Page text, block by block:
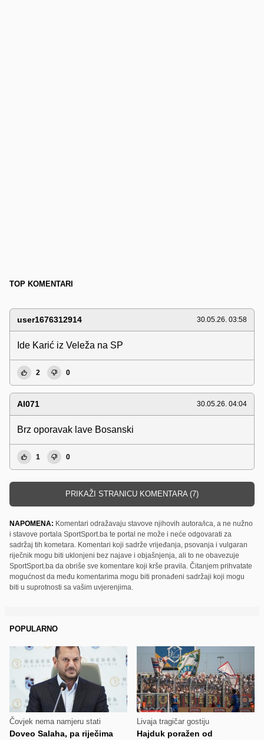
TOP KOMENTARI
user1676312914 30.05.26. 03:58
Ide Karić iz Veleža na SP
2 0
Al071 30.05.26. 04:04
Brz oporavak lave Bosanski
1 0
PRIKAŽI STRANICU KOMENTARA (7)
NAPOMENA: Komentari odražavaju stavove njihovih autora/ica, a ne nužno
i stavove portala SportSport.ba te portal ne može i neće odgovarati za
sadržaj tih kometara. Komentari koji sadrže vrijeđanja, psovanja i vulgaran
riječnik mogu biti uklonjeni bez najave i objašnjenja, ali to ne obavezuje
SportSport.ba da obriše sve komentare koji krše pravila. Čitanjem prihvatate
mogućnost da među komentarima mogu biti pronađeni sadržaji koji mogu
biti u suprotnosti sa vašim uvjerenjima.
POPULARNO
Čovjek nema namjeru stati
Doveo Salaha, pa riječima
Livaja tragičar gostiju
Hajduk poražen od